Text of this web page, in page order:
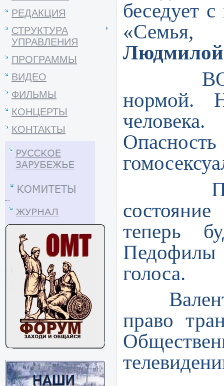
РЕДАКЦИЯ
СТРУКТУРА
УПРАВЛЕНИЯ
ПРОГРАММЫ
ВИДЕО
ФИЛЬМЫ
КОНЦЕРТЫ
КОНТАКТЫ
беседует
«Семья,
Людмилой
ВОЗ
нормой.
человека.
теперь
голоса.
право